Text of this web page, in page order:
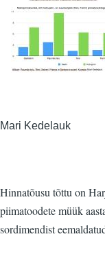
Mari Kedelauk
Hinnatõusu tõttu on
piimatoodete müük
sordimendist